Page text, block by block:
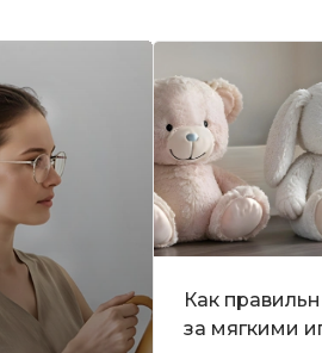
Как
за мягкими